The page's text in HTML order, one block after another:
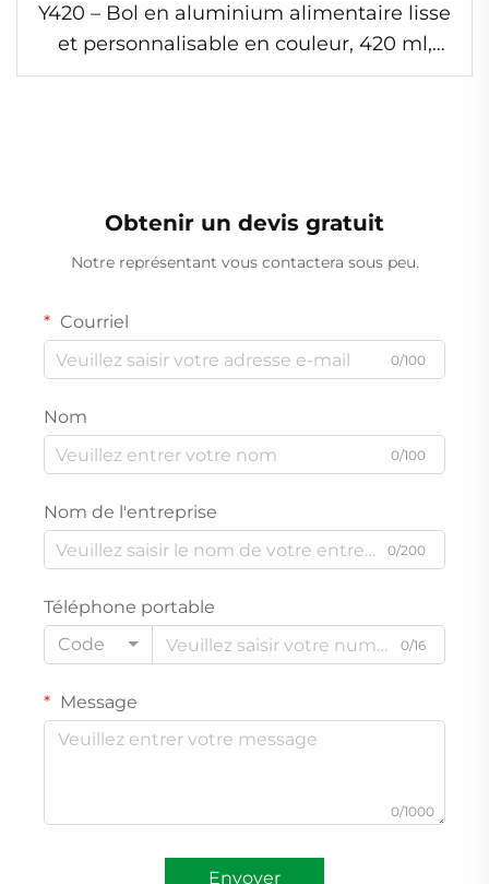
Y420 – Bol en aluminium alimentaire lisse
et personnalisable en couleur, 420 ml,
résistant aux rides et sans plis, adapté aux
Obtenir un devis gratuit
Notre représentant vous contactera sous peu.
Courriel
0/100
Nom
0/100
Nom de l'entreprise
0/200
Téléphone portable
Code
0/16
Message
0/1000
Envoyer